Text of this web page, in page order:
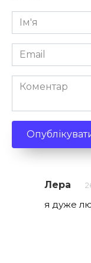
Ім'я
*
Email
*
Коментар
Лера
я дуже